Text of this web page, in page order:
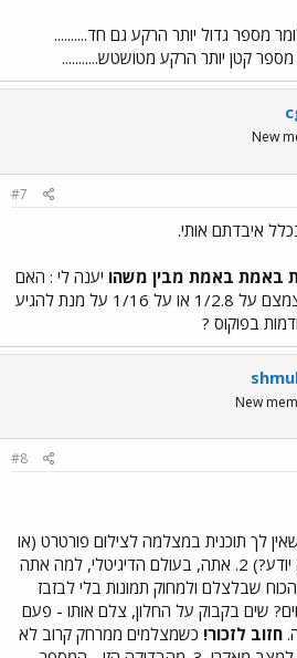
מספר גדול יותר הרקע גם חד..........
קטן יותר הרקע מטושטש...........
New
#7
איבדתם אותי.
באמת באמת מבין משהו יענה לי : האם
עלי לשים את הצמצם על 1/2.8 או על 1/16 על מנת להגיע
בפוקוס ?
New
#8
שאין לך תוכנית במצלמה לצילום פורטרט (או
שיש ואתה לא יודע?) 2. אתה, בעולם הדיגיטלי, למה אתה
שבלצלם ולמחוק תמונות בלי לבזבז
שים בקבוק על החלון, צלם אותו - פעם
חזוב לזכור! כשמצלמים ממרחק קרוב לא